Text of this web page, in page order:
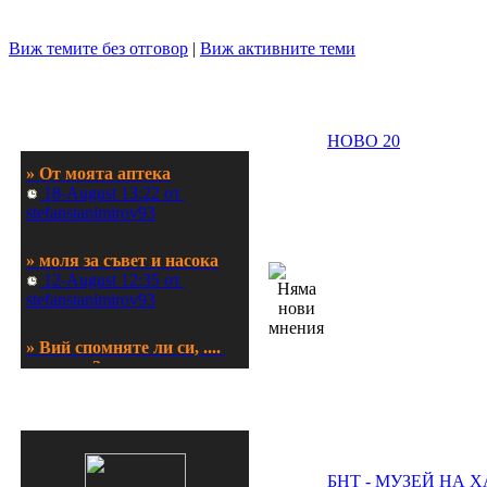
Виж темите без отговор | Виж активните теми
» ДАЛИ ЩЕ СЕ
» От моята аптека
18-August 13:22 от
stefanstanimirov93
12-August 12:35 от
stefanstanimirov93
другарю?
23-June 07:33 от movemih
и стил с sportenmag.com
05-June 07:20 от
sportenmag
НОВО 20
БНТ - МУЗЕЙ НА